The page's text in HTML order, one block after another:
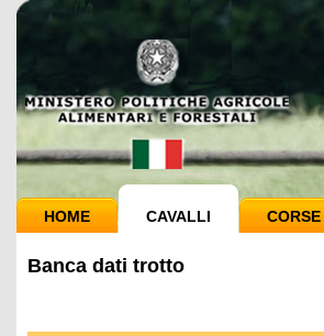
HOME CAVALLI CORSE
Banca dati trotto